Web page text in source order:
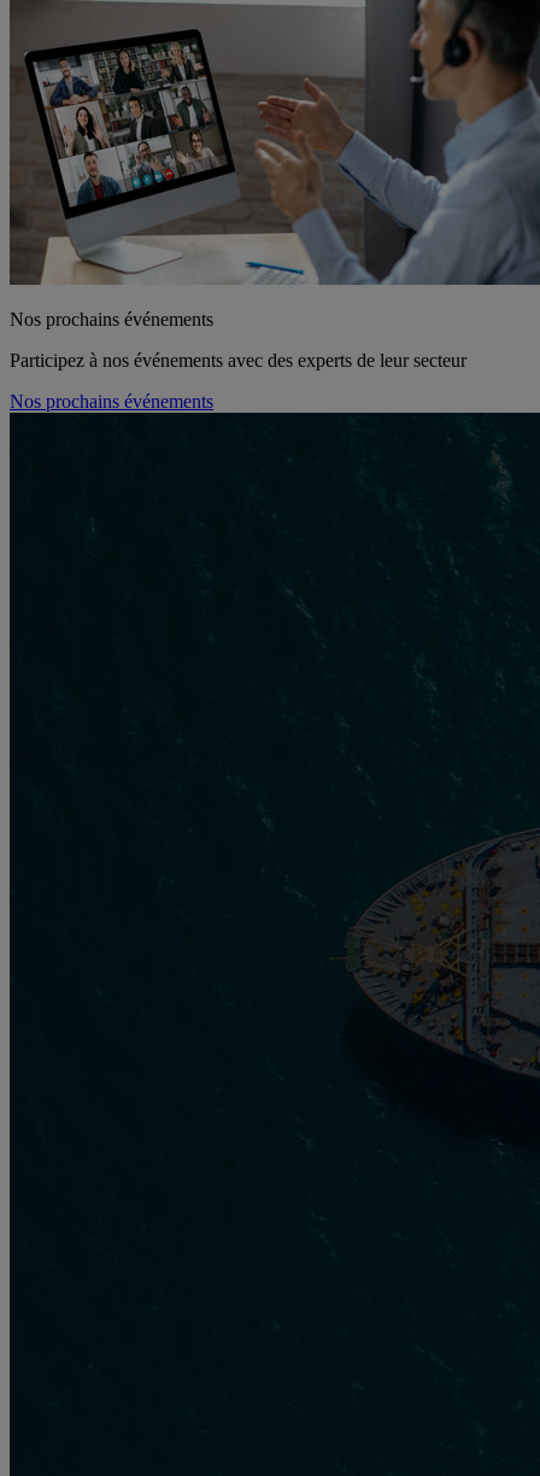
Nos prochains événements
Participez à nos événements avec des experts de leur secteur
Nos prochains événements